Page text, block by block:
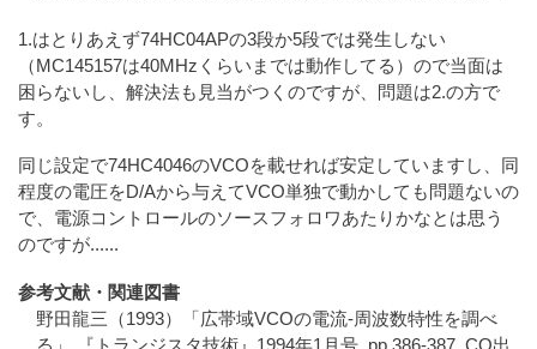
1.はとりあえず74HC04APの3段か5段では発生しない
（MC145157は40MHzくらいまでは動作してる）ので当面は
困らないし、解決法も見当がつくのですが、問題は2.の方で
す。
同じ設定で74HC4046のVCOを載せれば安定していますし、同
程度の電圧をD/Aから与えてVCO単独で動かしても問題ないの
で、電源コントロールのソースフォロワあたりかなとは思う
のですが......
参考文献・関連図書
野田龍三（1993）「広帯域VCOの電流-周波数特性を調べ